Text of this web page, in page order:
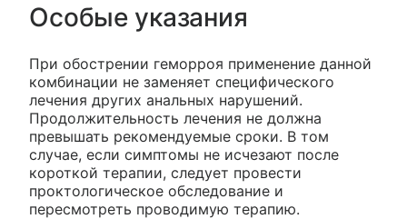
Особые указания
При обострении геморроя применение данной
комбинации не заменяет специфического
лечения других анальных нарушений.
Продолжительность лечения не должна
превышать рекомендуемые сроки. В том
случае, если симптомы не исчезают после
короткой терапии, следует провести
проктологическое обследование и
пересмотреть проводимую терапию.